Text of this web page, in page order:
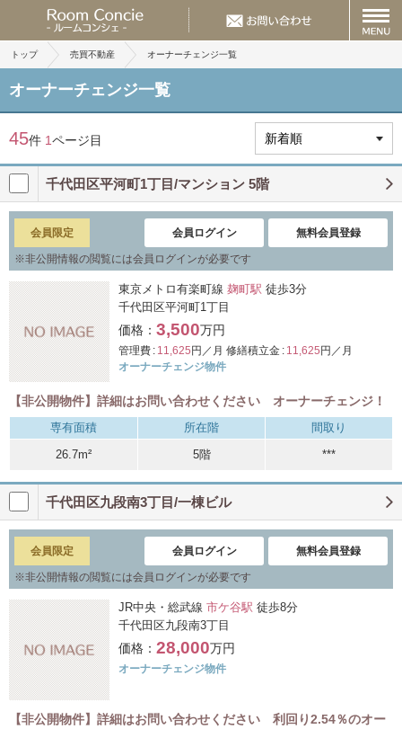
トップ 売買不動産 オーナーチェンジ一覧
オーナーチェンジ一覧
45件 1ページ目
千代田区平河町1丁目/マンション 5階
会員限定 会員ログイン 無料会員登録
※非公開情報の閲覧には会員ログインが必要です
東京メトロ有楽町線 麹町駅 徒歩3分
千代田区平河町1丁目
価格： 3,500万円
管理費 : 11,625 円／月 修繕積立金 : 11,625 円／月
オーナーチェンジ物件
【非公開物件】詳細はお問い合わせください オーナーチェンジ！
専有面積 所在階
間取り
26.7m²
5階 ***
千代田区九段南3丁目/一棟ビル
会員限定 会員ログイン 無料会員登録
※非公開情報の閲覧には会員ログインが必要です
JR中央・総武線 市ケ谷駅 徒歩8分
千代田区九段南3丁目
価格： 28,000万円
オーナーチェンジ物件
【非公開物件】詳細はお問い合わせください 利回り2.54％のオー